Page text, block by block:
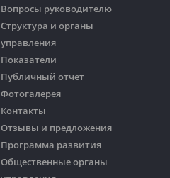
Вопросы руководителю
Структура и органы
управления
Показатели
Публичный отчет
Фотогалерея
Контакты
Отзывы и предложения
Программа развития
Общественные органы